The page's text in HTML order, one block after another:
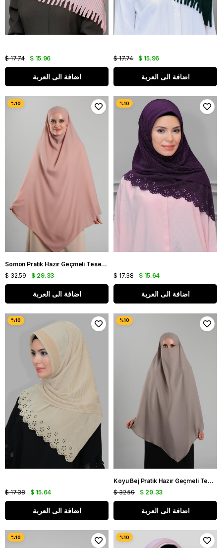
$ 15.96
$ 17.74
اضافة الى العربة
$ 15.96
$ 17.74
اضافة الى العربة
Somon Pratik Hazır Geçmeli Tesettür Eşarp Krep Bağcıklı Çift Katlı Sufle Hijab 2314_35
$ 29.33
$ 32.59
اضافة الى العربة
$ 15.64
$ 17.38
اضافة الى العربة
$ 15.64
$ 17.38
اضافة الى العربة
Koyu Bej Pratik Hazır Geçmeli Tesettür Eşarp Krep Bağcıklı Çift Katlı Sufle Hijab 2314_44
$ 29.33
$ 32.59
اضافة الى العربة